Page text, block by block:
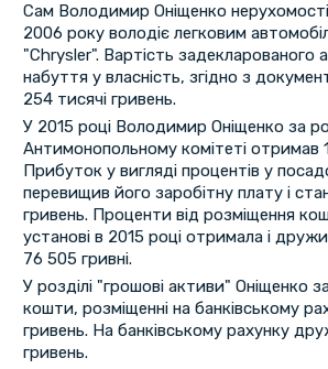
Сам Володимир Оніщенко
2006 року володіє легковим
"Chrysler". Вартість задекларованого
набуття у власність, згідно з
254 тисячі гривень.
У 2015 році Володимир Оніщенко за
Антимонопольному комітеті отримав
Прибуток у вигляді процентів у
перевищив його заробітну плату і
гривень. Проценти від розміщення
установі в 2015 році отримала і
76 505 гривні.
У розділі "грошові активи" Оніщенко
кошти, розміщенні на банківському
гривень. На банківському рахунку
гривень.